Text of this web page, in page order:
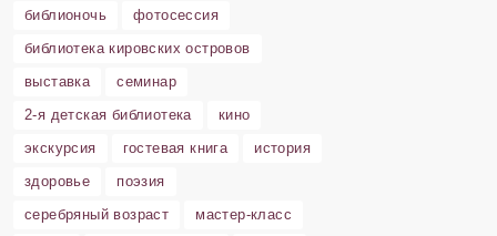
библионочь
фотосессия
библиотека кировских островов
выставка
семинар
2-я детская библиотека
кино
экскурсия
гостевая книга
история
здоровье
поэзия
серебряный возраст
мастер-класс